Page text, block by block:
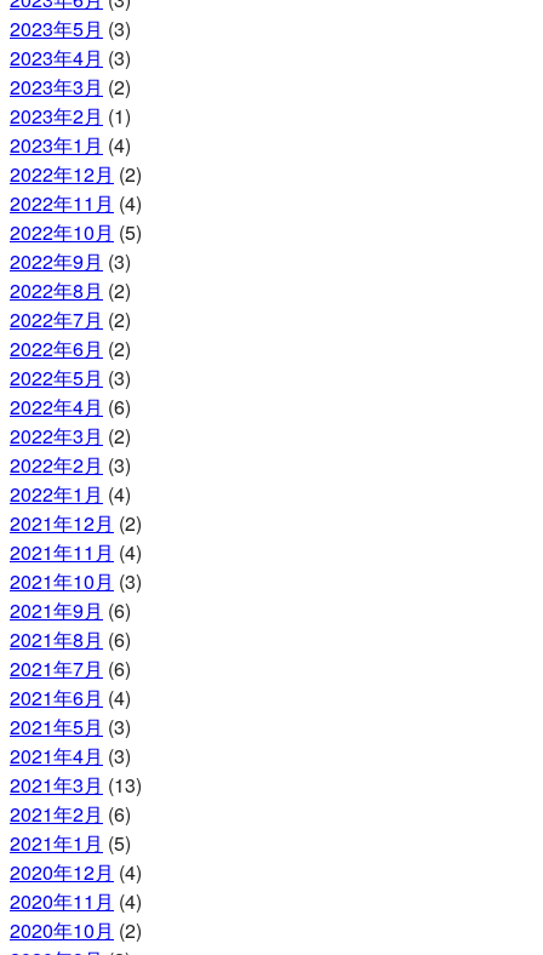
2023年5月 (3)
2023年4月 (3)
2023年3月 (2)
2023年2月 (1)
2023年1月 (4)
2022年12月 (2)
2022年11月 (4)
2022年10月 (5)
2022年9月 (3)
2022年8月 (2)
2022年7月 (2)
2022年6月 (2)
2022年5月 (3)
2022年4月 (6)
2022年3月 (2)
2022年2月 (3)
2022年1月 (4)
2021年12月 (2)
2021年11月 (4)
2021年10月 (3)
2021年9月 (6)
2021年8月 (6)
2021年7月 (6)
2021年6月 (4)
2021年5月 (3)
2021年4月 (3)
2021年3月 (13)
2021年2月 (6)
2021年1月 (5)
2020年12月 (4)
2020年11月 (4)
2020年10月 (2)